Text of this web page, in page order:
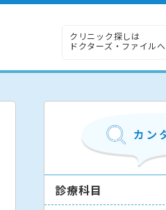
クリニック探しは
ドクターズ・ファイルへ
診療科目